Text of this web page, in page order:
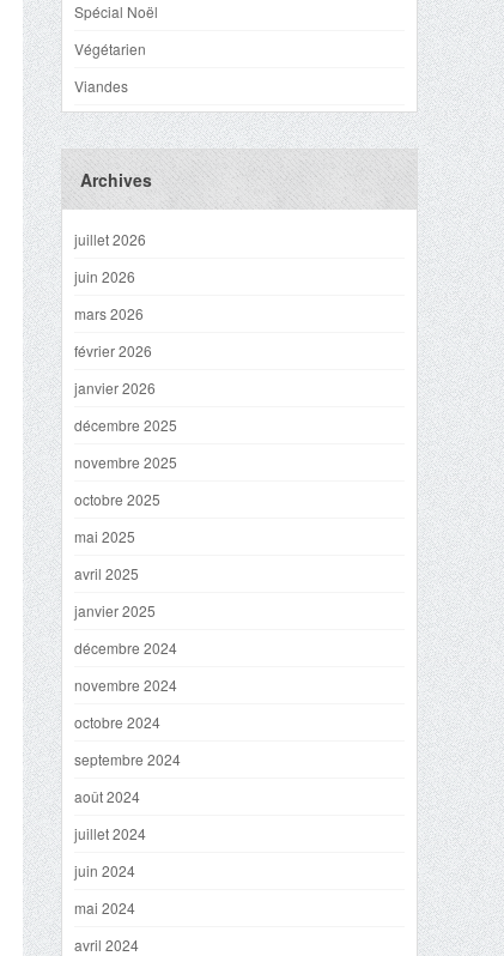
Spécial Noël
Végétarien
Viandes
Archives
juillet 2026
juin 2026
mars 2026
février 2026
janvier 2026
décembre 2025
novembre 2025
octobre 2025
mai 2025
avril 2025
janvier 2025
décembre 2024
novembre 2024
octobre 2024
septembre 2024
août 2024
juillet 2024
juin 2024
mai 2024
avril 2024